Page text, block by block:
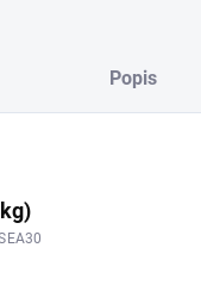
Popis